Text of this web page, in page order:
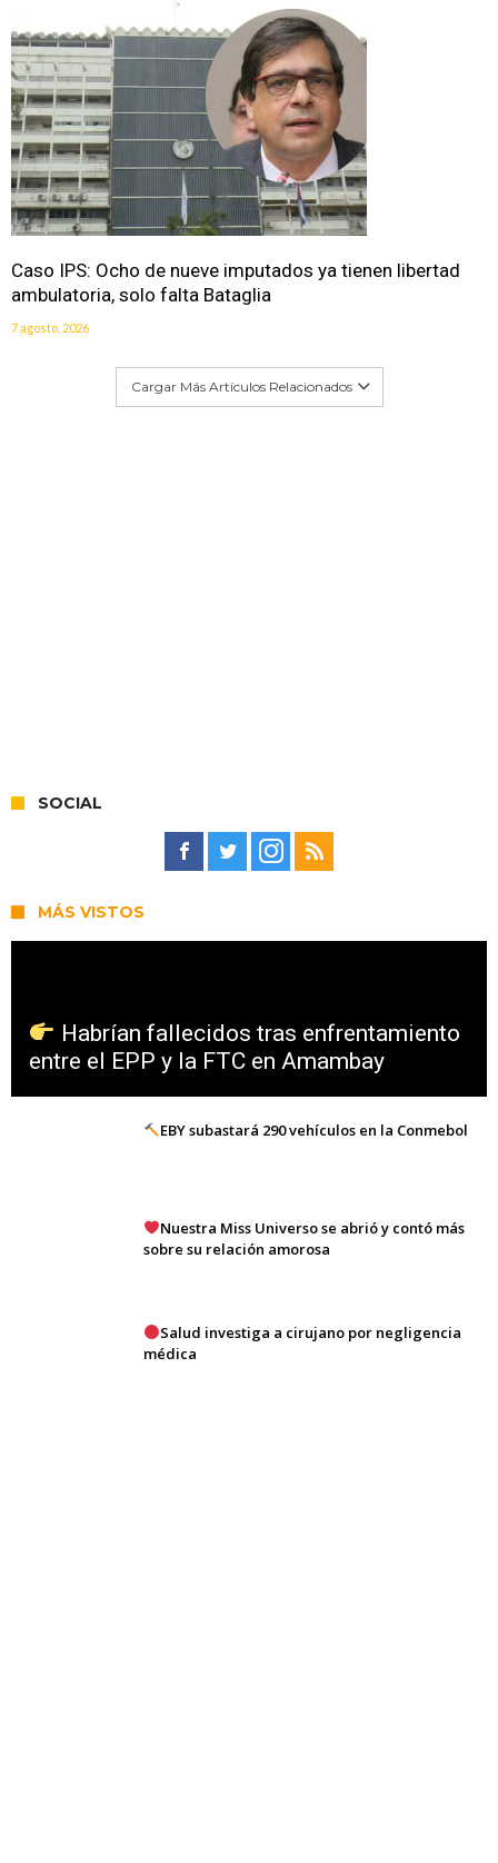
Caso IPS: Ocho de nueve imputados ya tienen libertad
ambulatoria, solo falta Bataglia
7 agosto, 2026
Cargar Más Artículos Relacionados
SOCIAL
MÁS VISTOS
Habrían fallecidos tras enfrentamiento
entre el EPP y la FTC en Amambay
EBY subastará 290 vehículos en la Conmebol
Nuestra Miss Universo se abrió y contó más
sobre su relación amorosa
Salud investiga a cirujano por negligencia
médica